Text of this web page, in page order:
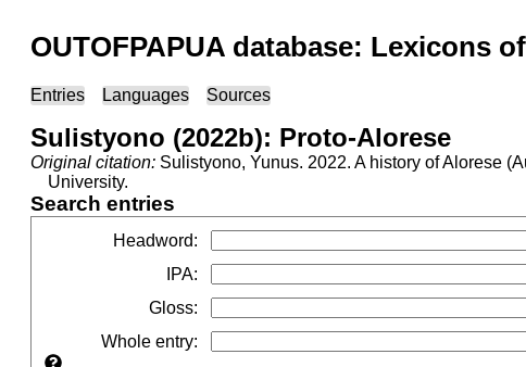
OUTOFPAPUA database: Lexicons
Entries Languages Sources
Sulistyono (2022b): Proto-Alorese
Original citation: Sulistyono, Yunus. 2022. A history of Alorese
University.
Search entries
Headword:
IPA:
Gloss:
Whole entry: